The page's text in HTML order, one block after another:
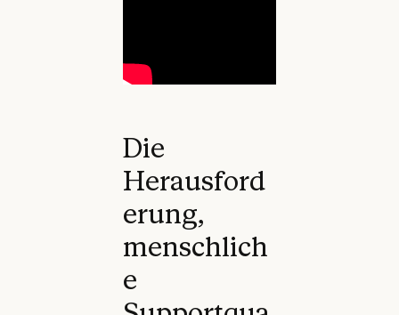
Die
Herausford
erung,
menschlich
e